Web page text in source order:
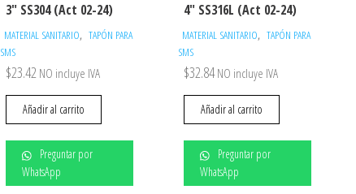
3″ SS304 (Act 02-24)
MATERIAL SANITARIO, TAPÓN PARA
SMS
$23.42 NO incluye IVA
Añadir al carrito
Preguntar por
WhatsApp
4″ SS316L (Act 02-24)
MATERIAL SANITARIO, TAPÓN PARA
SMS
$32.84NO incluye IVA
Añadir al carrito
Preguntar por
WhatsApp